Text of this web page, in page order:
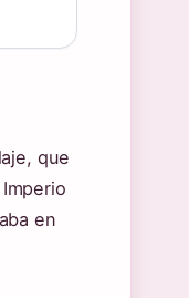
que
en